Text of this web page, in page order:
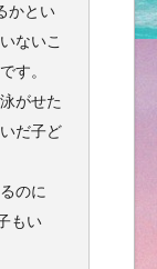
かとい
ないこ
す。
がせた
だ子ど
のに
もい